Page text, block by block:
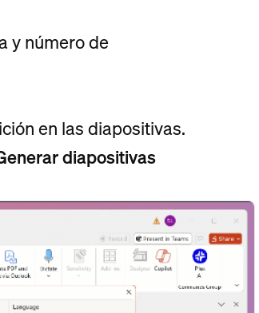
y número de
en las diapositivas.
diapositivas